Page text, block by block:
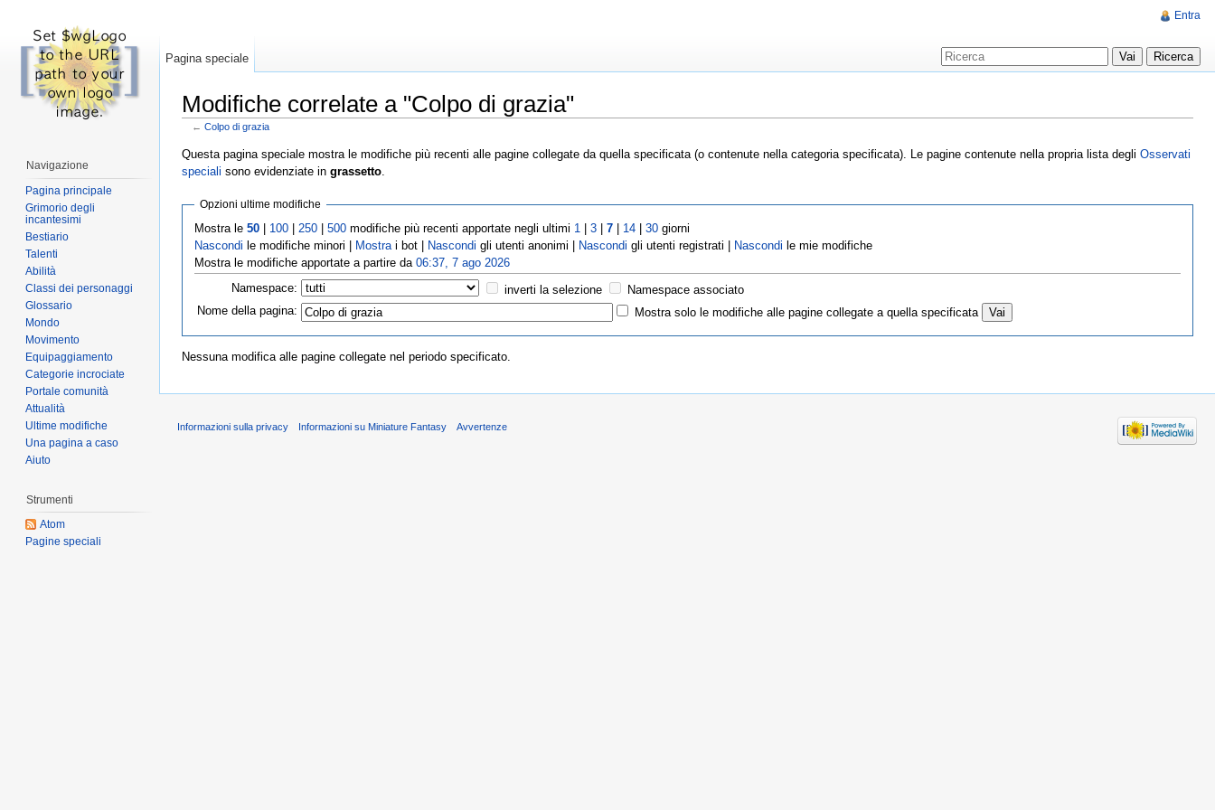
Modifiche correlate a "Colpo di grazia"
← Colpo di grazia
Questa pagina speciale mostra le modifiche più recenti alle pagine collegate da quella specificata (o contenute nella categoria specificata). Le pagine contenute nella propria lista degli Osservati
speciali sono evidenziate in grassetto
Opzioni ultime modifiche
Mostra le 50| 100| 250| 500modifiche più recenti apportate negli ultimi 1 | 3| 7| 14| 30giorni
Nascondi le modifiche minori | Mostrai bot | Nascondi gli utenti anonimi | Nascondi gli utenti registrati | Nascondi le mie modifiche
Mostra le modifiche apportate a partire da 06:37, 7 ago 2026
Namespace:
inverti la selezione
Namespace associato
Nome della pagina:
Mostra solo le modifiche alle pagine collegate a quella specificata
Nessuna modifica alle pagine collegate nel periodo specificato.
Entra
Pagina speciale
Navigazione
Pagina principale
Grimorio degli
incantesimi
Bestiario
Talenti
Abilità
Classi dei personaggi
Glossario
Mondo
Movimento
Equipaggiamento
Categorie incrociate
Portale comunità
Attualità
Ultime modifiche
Una pagina a caso
Aiuto
Strumenti
Atom
Pagine speciali
Informazioni sulla privacy Informazioni su Miniature Fantasy Avvertenze